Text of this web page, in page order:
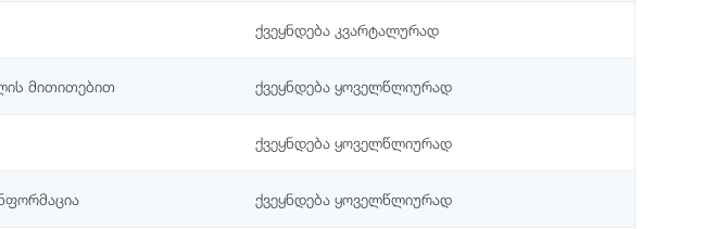
ქვეყნდება კვარტალურად
მითითებით ქვეყნდება ყოველწლიურად
ქვეყნდება ყოველწლიურად
ქვეყნდება ყოველწლიურად